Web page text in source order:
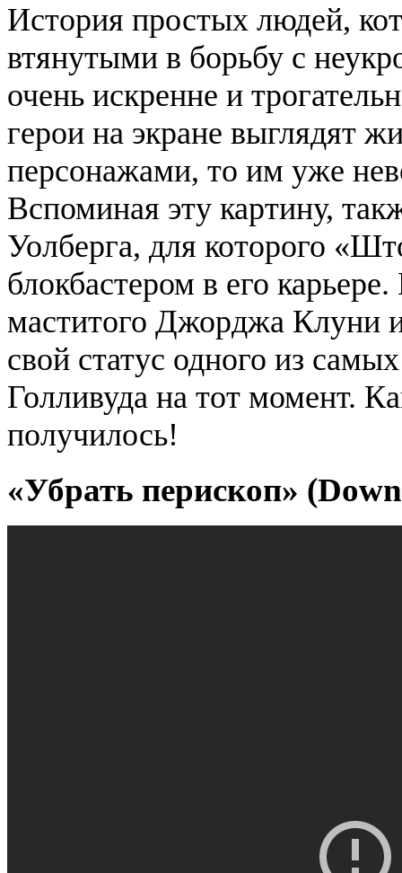
История простых людей,
втянутыми в борьбу с
очень искренне и
герои на экране выглядят
персонажами, то им уже
Вспоминая эту картину,
Уолберга, для которого
блокбастером в его
маститого Джорджа Клуни
свой статус одного из
Голливуда на тот момент.
получилось!
«Убрать перископ»